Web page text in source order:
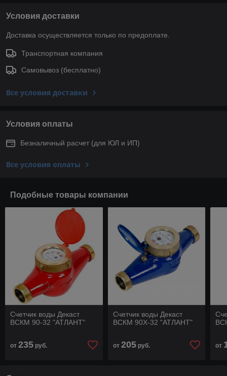
Условия доставки
Доставка осуществляется только по предоплате.
Транспортная компания
Самовывоз (бесплатно)
Все условия доставки
Условия оплаты
Безналичный расчет (для ЮЛ и ИП)
Все условия оплаты
Подобные товары компании
Счетчик воды Декаст
ВСКМ 90-32 "АТЛАНТ"
от 235 руб.
Счетчик воды Декаст
ВСКМ 90Х-32 "АТЛАНТ"
от 205руб. от